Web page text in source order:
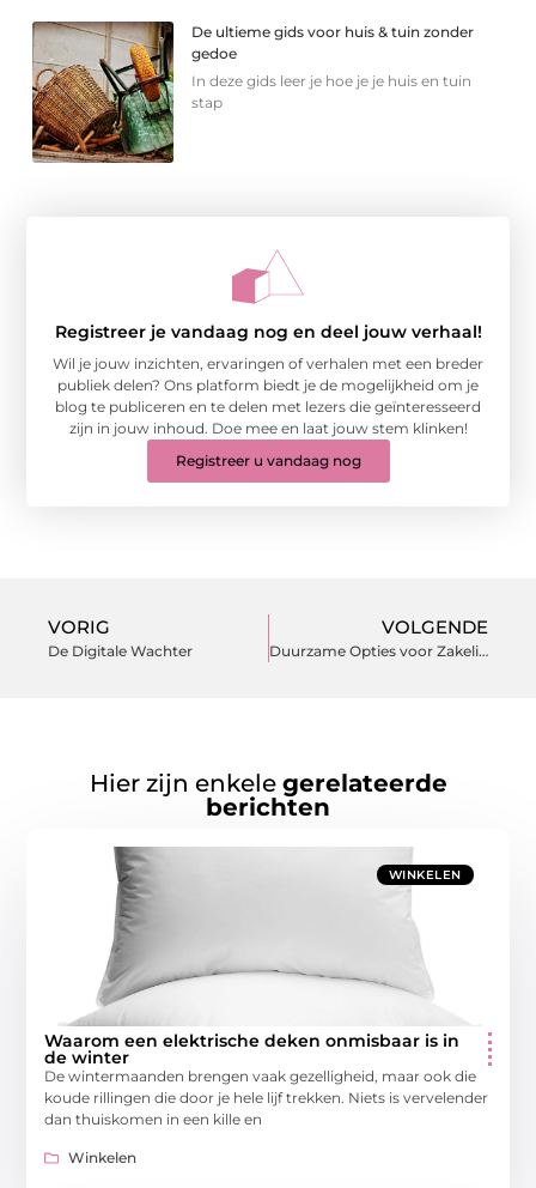
De ultieme gids voor huis & tuin zonder
gedoe
In deze gids leer je hoe je je huis en tuin
stap
Registreer je vandaag nog en deel jouw verhaal!
Wil je jouw inzichten, ervaringen of verhalen met een breder
publiek delen? Ons platform biedt je de mogelijkheid om je
blog te publiceren en te delen met lezers die geïnteresseerd
zijn in jouw inhoud. Doe mee en laat jouw stem klinken!
Registreer u vandaag nog
VORIG
De Digitale Wachter
VOLGENDE
Duurzame Opties voor Zakelijk Hekwerk: Milieuvriendelijke Keuzes
Hier zijn enkele gerelateerde
berichten
WINKELEN
Waarom een elektrische deken onmisbaar is in
de winter
De wintermaanden brengen vaak gezelligheid, maar ook die
koude rillingen die door je hele lijf trekken. Niets is vervelender
dan thuiskomen in een kille en
Winkelen